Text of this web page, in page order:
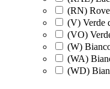
(RN)
(V) Verde
(VO)
(W)
(WA)
(WD)